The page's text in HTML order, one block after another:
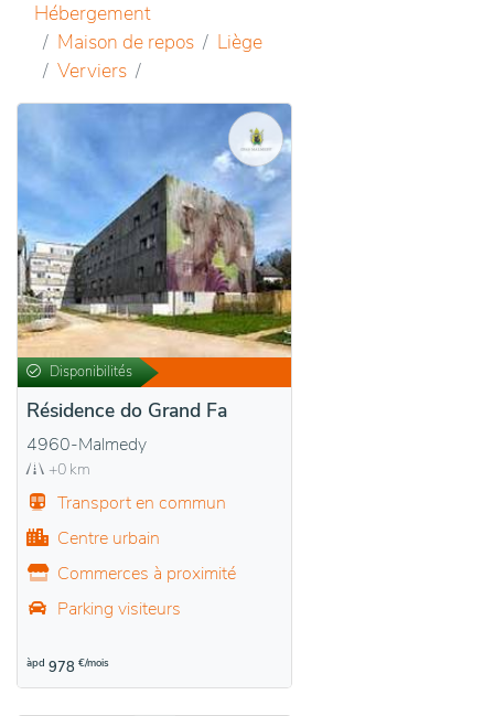
Hébergement
Maison de repos
Liège
Verviers
Disponibilités
Résidence do Grand Fa
4960-Malmedy
+0 km
Transport en commun
Centre urbain
Commerces à proximité
Parking visiteurs
àpd 978 €/mois